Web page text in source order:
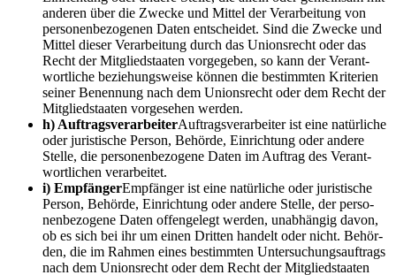
ande­ren über die Zwe­cke und Mit­tel der Ver­ar­bei­tung von
per­so­nen­be­zo­ge­nen Daten ent­schei­det. Sind die Zwe­cke und
Mit­tel die­ser Ver­ar­bei­tung durch das Uni­ons­recht oder das
Recht der Mit­glied­staa­ten vor­ge­ge­ben, so kann der Ver­ant­
wort­li­che bezie­hungs­wei­se kön­nen die bestimm­ten Kri­te­ri­en
sei­ner Benen­nung nach dem Uni­ons­recht oder dem Recht der
Mit­glied­staa­ten vor­ge­se­hen werden.
h) Auf­trags­ver­ar­bei­terAuf­trags­ver­ar­bei­ter ist eine natür­li­che
oder juris­ti­sche Per­son, Behör­de, Ein­rich­tung oder ande­re
Stel­le, die per­so­nen­be­zo­ge­ne Daten im Auf­trag des Ver­ant­
wort­li­chen verarbeitet.
i) Emp­fän­gerEmp­fän­ger ist eine natür­li­che oder juris­ti­sche
Per­son, Behör­de, Ein­rich­tung oder ande­re Stel­le, der per­so­
nen­be­zo­ge­ne Daten offen­ge­legt wer­den, unab­hän­gig davon,
ob es sich bei ihr um einen Drit­ten han­delt oder nicht. Behör­
den, die im Rah­men eines bestimm­ten Unter­su­chungs­auf­trags
nach dem Uni­ons­recht oder dem Recht der Mit­glied­staa­ten